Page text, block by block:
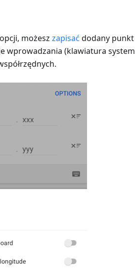
możesz zapisać dodany
wprowadzania (klawiatura